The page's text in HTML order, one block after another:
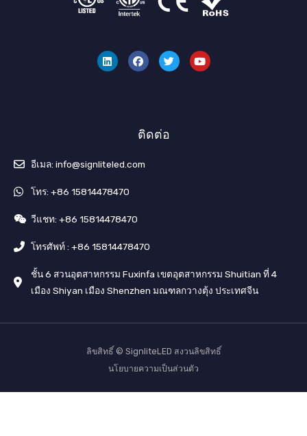
ค์
อิ
น
ส
บุ๊
ค
ต
เ
ต
ป
ติดต่อ
อีเมล: info@signliteled.com
โทร: +86 15814478470
วีแชท: +86 15814478470
โทรศัพท์ : +86 15814478470
ชั้น 6 สวนอุตสาหกรรม Fuxinfa เขตอุตสาหกรรม Shuitian ที่ 4
เมือง Shiyan เมือง Shenzhen มณฑลกวางตุ้ง ประเทศจีน
ลิขสิทธิ์ © SignliteLED สงวนลิขสิทธิ์
นโยบายความเป็นส่วนตัว